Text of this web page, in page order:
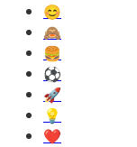
😊️
🙈️
🍔️
⚽️
🚀️
💡️
❤️